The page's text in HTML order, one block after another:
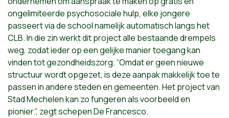
ongelimiteerde psychosociale hulp, elke jongere
passeert via de school namelijk automatisch langs het
CLB. In die zin werkt dit project alle bestaande drempels
weg, zodat ieder op een gelijke manier toegang kan
vinden tot gezondheidszorg. “Omdat er geen nieuwe
structuur wordt opgezet, is deze aanpak makkelijk toe te
passen in andere steden en gemeenten. Het project van
Stad Mechelen kan zo fungeren als voorbeeld en
pionier.”, zegt schepen De Francesco.